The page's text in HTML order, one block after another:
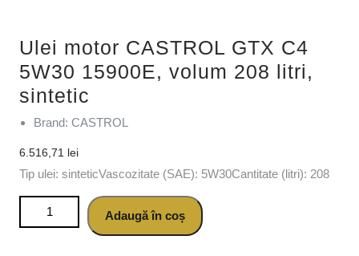
Ulei motor CASTROL GTX C4
5W30 15900E, volum 208 litri,
sintetic
Brand: CASTROL
6.516,71 lei
Tip ulei: sinteticVascozitate (SAE): 5W30Cantitate (litri): 208
Cantitate Ulei motor CASTROL GTX C4 5W30 15900E,
volum 208 litri, sinteticAdaugă în coș